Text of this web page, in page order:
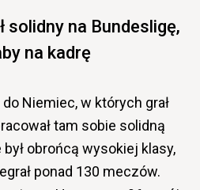
solidny na Bundesligę,
na kadrę
Niemiec, w których grał
tam sobie solidną
obrońcą wysokiej klasy,
ponad 130 meczów.